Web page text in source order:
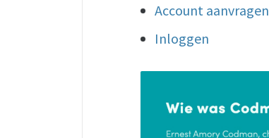
Account aanvragen
Inloggen